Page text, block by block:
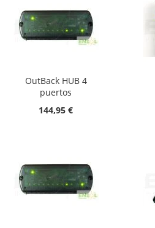
OutBack HUB 4
puertos
144,95 €